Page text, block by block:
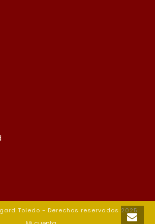
Toledo - Derechos reservados 2025